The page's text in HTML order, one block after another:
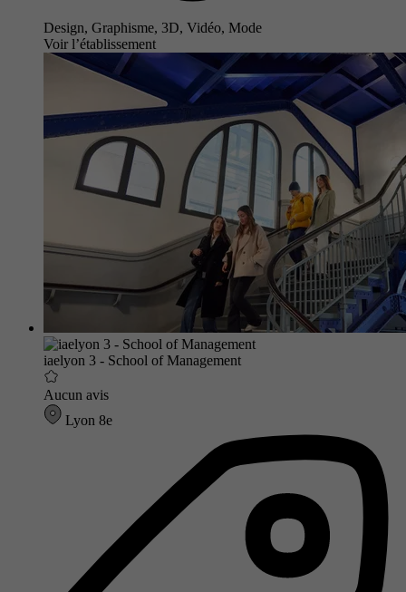
Design, Graphisme, 3D, Vidéo, Mode
Voir l’établissement
iaelyon 3 - School of Management
Aucun avis
Lyon 8e